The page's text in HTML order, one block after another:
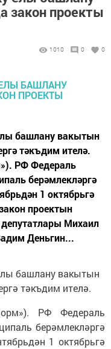
закон проекты
1010 0 0
башлану вакытын
тәкъдим ителә.
РФ Федераль
берәмлекләргә
1 октябрьгә
проектын
Михаил
Деньгин...
башлану вакытын
тәкъдим ителә.
РФ Федераль
берәмлекләргә
1 октябрьгә